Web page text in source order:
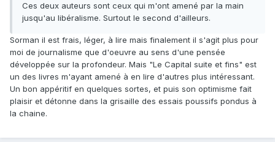
Ces deux auteurs sont ceux qui m'ont amené par la main
jusqu'au libéralisme. Surtout le second d'ailleurs.
Sorman il est frais, léger, à lire mais finalement il s'agit plus pour
moi de journalisme que d'oeuvre au sens d'une pensée
développée sur la profondeur. Mais "Le Capital suite et fins" est
un des livres m'ayant amené à en lire d'autres plus intéressant.
Un bon appéritif en quelques sortes, et puis son optimisme fait
plaisir et détonne dans la grisaille des essais poussifs pondus à
la chaine.